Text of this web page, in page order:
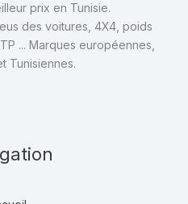
prix en Tunisie.
des voitures, 4X4, poids
... Marques européennes,
Tunisiennes.